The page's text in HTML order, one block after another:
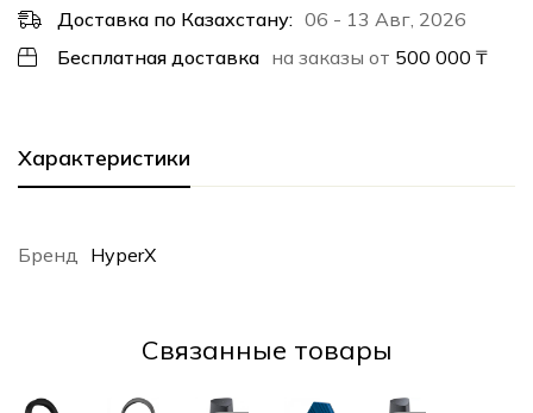
Доставка по Казахстану: 06 - 13 Авг, 2026
Бесплатная доставка на заказы от 500 000 ₸
Характеристики
Бренд HyperX
Cвязанные товары